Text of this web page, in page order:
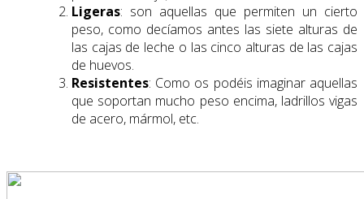
Ligeras: son aquellas que permiten un cierto
peso, como decíamos antes las siete alturas de
las cajas de leche o las cinco alturas de las cajas
de huevos.
Resistentes: Como os podéis imaginar aquellas
que soportan mucho peso encima, ladrillos vigas
de acero, mármol, etc.